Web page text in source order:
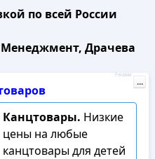
по всей России
Драчева
Канцтовары. Низкие
цены на любые
канцтовары для детей
Реклама
...